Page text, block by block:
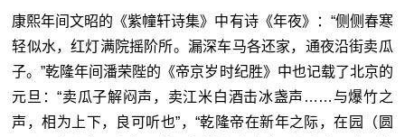
康熙年间文昭的《紫幢轩诗集》中有诗《年夜》：“侧侧春寒
轻似水，红灯满院摇阶所。漏深车马各还家，通夜沿街卖瓜
子。”乾隆年间潘荣陛的《帝京岁时纪胜》中也记载了北京的
元旦：“卖瓜子解闷声，卖江米白酒击冰盏声……与爆竹之
声，相为上下，良可听也”，“乾隆帝在新年之际，在园（圆